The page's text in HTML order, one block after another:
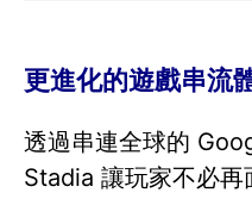
更進化的遊戲串流
透過串連全球的
Stadia 讓玩家不必再